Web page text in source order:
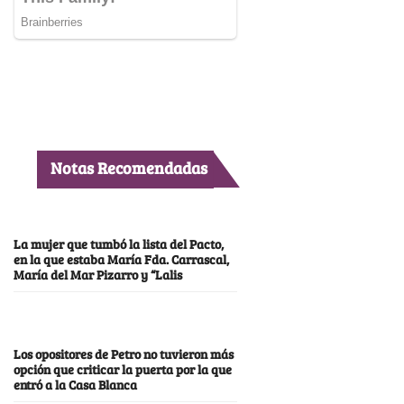
Notas Recomendadas
La mujer que tumbó la lista del Pacto,
en la que estaba María Fda. Carrascal,
María del Mar Pizarro y “Lalis
Los opositores de Petro no tuvieron más
opción que criticar la puerta por la que
entró a la Casa Blanca